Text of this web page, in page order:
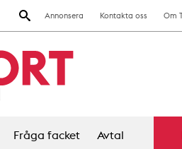
Annonsera Kontakta oss Om
Fråga facket Avtal